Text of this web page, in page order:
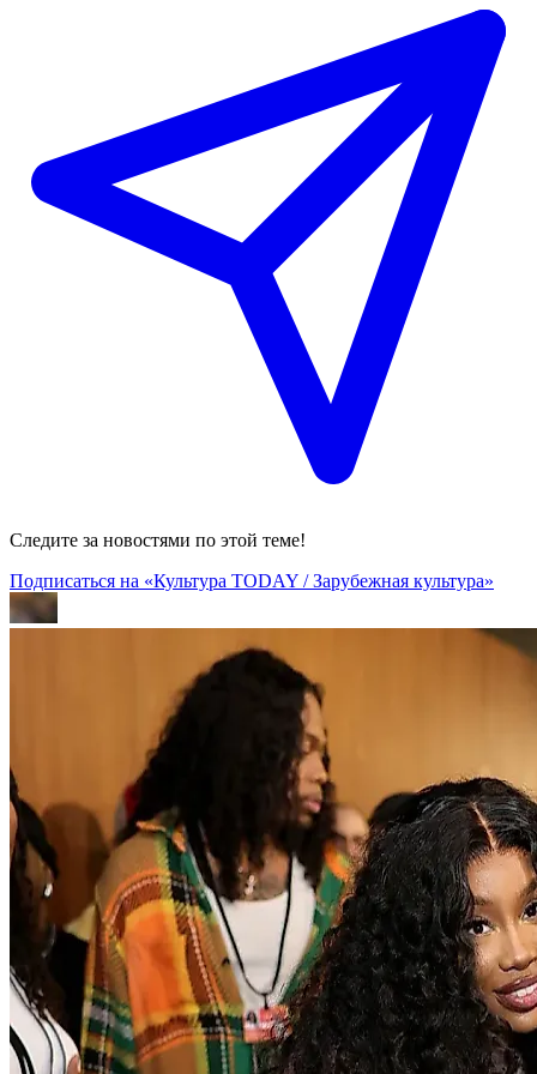
Следите за новостями по этой теме!
Подписаться на «Культура TODAY / Зарубежная культура»